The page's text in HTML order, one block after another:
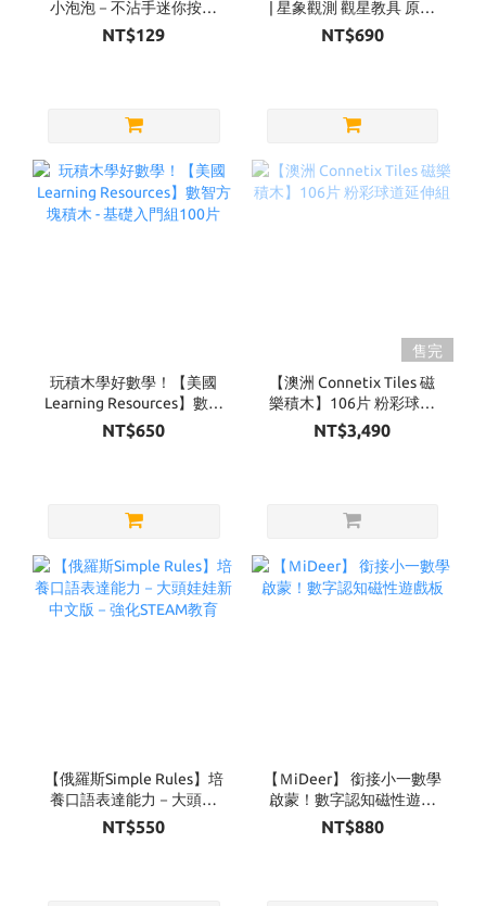
小泡泡－不沾手迷你按壓
泡泡（四款可選）
NT$129
| 星象觀測 觀星教具 原木
款
NT$690
玩積木學好數學！【美國
Learning Resources】數智
方塊積木 - 基礎入門組100
片
NT$650
售完
【澳洲 Connetix Tiles 磁
樂積木】106片 粉彩球道
延伸組
NT$3,490
【俄羅斯Simple Rules】培
養口語表達能力－大頭娃
娃新中文版－強化STEAM
教育
NT$550
【ＭiDeer】 銜接小一數學
啟蒙！數字認知磁性遊戲
板
NT$880